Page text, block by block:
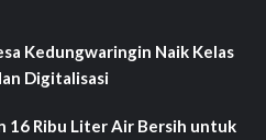
Kedungwaringin Naik Kelas
Digitalisasi
16 Ribu Liter Air Bersih untuk